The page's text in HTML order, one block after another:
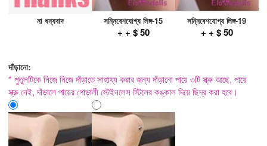
না ধন্যবাদ সন্নিবেশযোগ্য লিঙ্গ-15
+ + $ 50
সন্নিবেশযোগ্য লিঙ্গ-19
+ + $ 50
দাঁড়ানো:
* পুতুলটিকে নিজে নিজে দাঁড়াতে সাহায্য করার জন্য দাঁড়ানো পায়ে ৩টি স্ক্রু আছে, পায়ে
স্ক্রু নেই, দাঁড়ালে পায়ের গোড়ালী স্টেইনলেস স্টিলের কঙ্কাল দিয়ে ছিদ্র করা হবে।